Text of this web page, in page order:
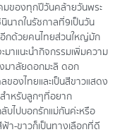
มของทุกปี วันคล้ายวันพระ
าถ ในรัชกาลที่ 9 เป็นวัน
กด้วย คนไทยส่วนใหญ่มัก
มาแนะนำกิจกรรมเพิ่มความ
าลัยดอกมะลิ ดอก
องไทยและเป็นสีขาวแสดง
ำหรับลูกๆ ที่อยาก
บไปบอกรักแม่กันค่ะ หรือ
า-ขาว ก็เป็นทางเลือกที่ดี